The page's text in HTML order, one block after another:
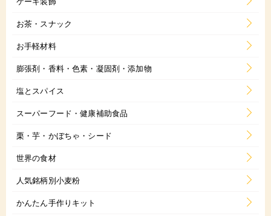
お茶・スナック
お手軽材料
膨張剤・香料・色素・凝固剤・添加物
塩とスパイス
スーパーフード・健康補助食品
栗・芋・かぼちゃ・シード
世界の食材
人気銘柄別小麦粉
かんたん手作りキット